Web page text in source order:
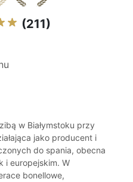
(211)
w Białymstoku przy
jako producent i
do spania, obecna
i europejskim. W
bonellowe,